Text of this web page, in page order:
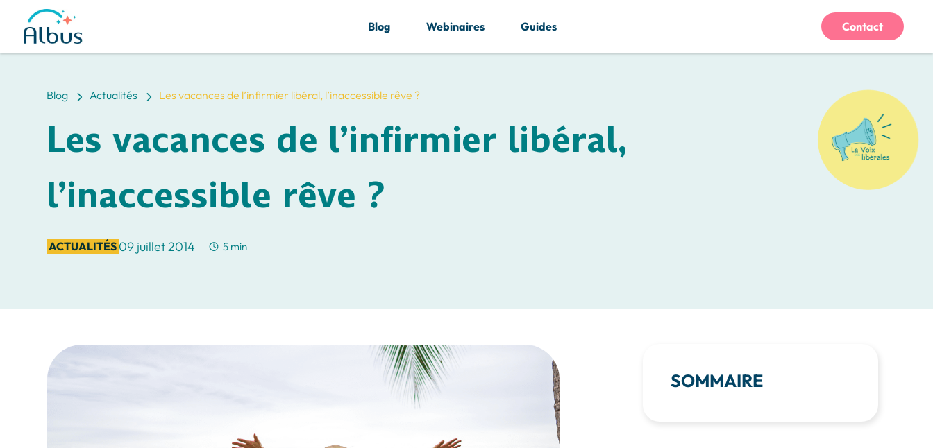
Blog 5 Actualités 5 Les vacances de l’infirmier libéral, l’inaccessible rêve ?
Les vacances de l’infirmier libéral,
l’inaccessible rêve ?
ACTUALITÉS 09 juillet 2014 5 min
SOMMAIRE
Blog Webinaires Guides Contact